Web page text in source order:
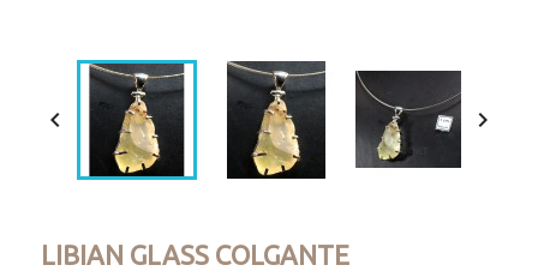
 
LIBIAN GLASS COLGANTE